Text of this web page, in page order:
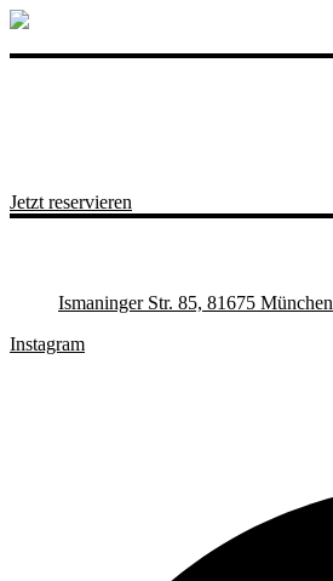
Jetzt reservieren
Ismaninger Str. 85, 81675 München
Instagram